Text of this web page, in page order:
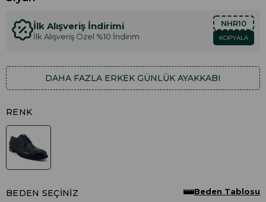
İlk Alışveriş İndirimi
İlk Alışveriş Özel %10 İndirim
NHR10
KOPYALA
DAHA FAZLA ERKEK GÜNLÜK AYAKKABI
RENK
BEDEN SEÇINIZ Beden Tablosu